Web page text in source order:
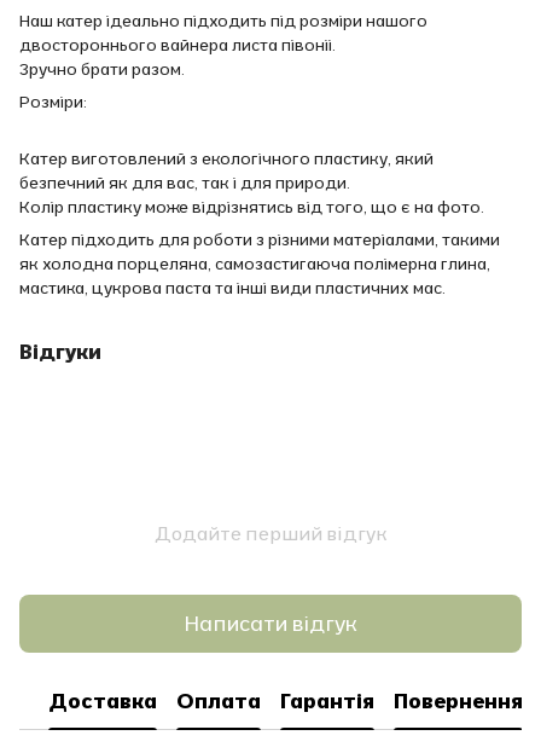
Наш катер ідеально підходить під розміри нашого
двостороннього вайнера листа півоніі.
Зручно брати разом.
Розміри:
Катер виготовлений з екологічного пластику, який
безпечний як для вас, так і для природи.
Колір пластику може відрізнятись від того, що є на фото.
Катер підходить для роботи з різними матеріалами, такими
як холодна порцеляна, самозастигаюча полімерна глина,
мастика, цукрова паста та інші види пластичних мас.
Відгуки
Додайте перший відгук
Написати відгук
Доставка Оплата Гарантія Повернення